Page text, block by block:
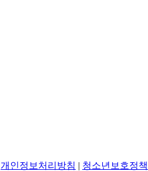
개인정보처리방침 | 청소년보호정책